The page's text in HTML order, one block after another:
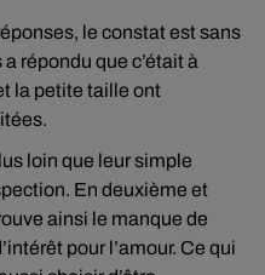
le constat est sans
répondu que c’était à
la petite taille ont
loin que leur simple
En deuxième et
ainsi le manque de
pour l’amour. Ce qui